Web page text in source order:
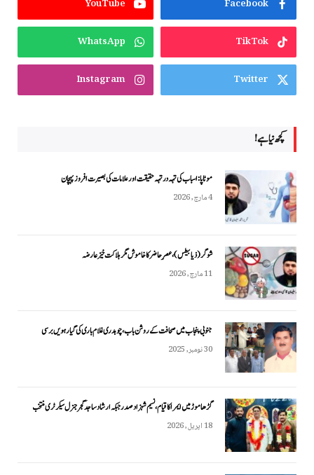
Facebook
YouTube
TikTok
WhatsApp
Twitter
Instagram
کچھ نیا ہے!
موٹاپا: اسباب کی تہہ در تہہ حقیقت اور علامات کی بصیرت افروز پہچان
4 مارچ, 2026
شوگر (ذیابیطس)، عصرِ حاضر کا خاموش مگر ہلاکت خیز عارضہ
11 مارچ, 2026
جنوبی پنجاب میں صحافت کے روشن باب، چوہدری غلام باری کی گیارہویں برسی
30 نومبر, 2025
گڑھاموڑ میں ایمرا کا قیام، نسیم شہزاد صدر جبکہ ارشاد ساجد گجر جنرل سیکرٹری منتخب
18 اپریل, 2026